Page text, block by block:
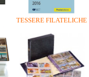
TESSERE FILATELICHE